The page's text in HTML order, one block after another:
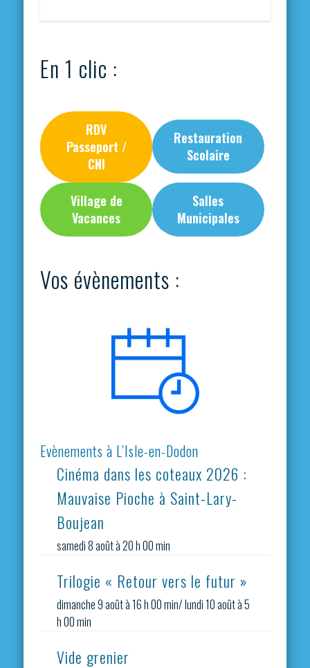
En 1 clic :
RDV
Passeport /
CNI
Restauration
Scolaire
Village de
Vacances
Salles
Municipales
Vos évènements :
Evènements à L’Isle-en-Dodon
Cinéma dans les coteaux 2026 :
Mauvaise Pioche à Saint-Lary-
Boujean
samedi 8 août à 20 h 00 min
Trilogie « Retour vers le futur »
dimanche 9 août à 16 h 00 min/lundi 10 août à 5
h 00 min
Vide grenier